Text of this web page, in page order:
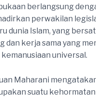
berlangsung
perwakilan
dunia Islam, yang
dan kerja sama yang
universal.
Maharani
suatu